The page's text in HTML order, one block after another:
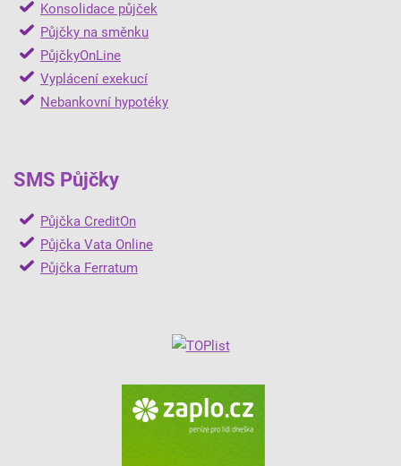
Konsolidace půjček
Půjčky na směnku
PůjčkyOnLine
Vyplácení exekucí
Nebankovní hypotéky
SMS Půjčky
Půjčka CreditOn
Půjčka Vata Online
Půjčka Ferratum